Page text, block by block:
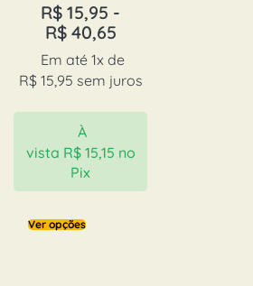
R$ 15,95 -
R$40,65
Em até 1x de
R$15,95 sem juros
À
vista R$15,15 no
Pix
Ver opções